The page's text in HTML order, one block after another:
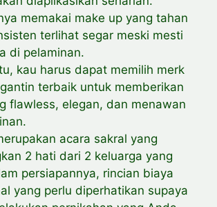
memakai make up yang tahan
terlihat segar meski mesti
di pelaminan.
kau harus dapat memilih merk
terbaik untuk memberikan
flawless, elegan, dan menawan
acara sakral yang
2 hati dari 2 keluarga yang
persiapannya, rincian biaya
yang perlu diperhatikan supaya